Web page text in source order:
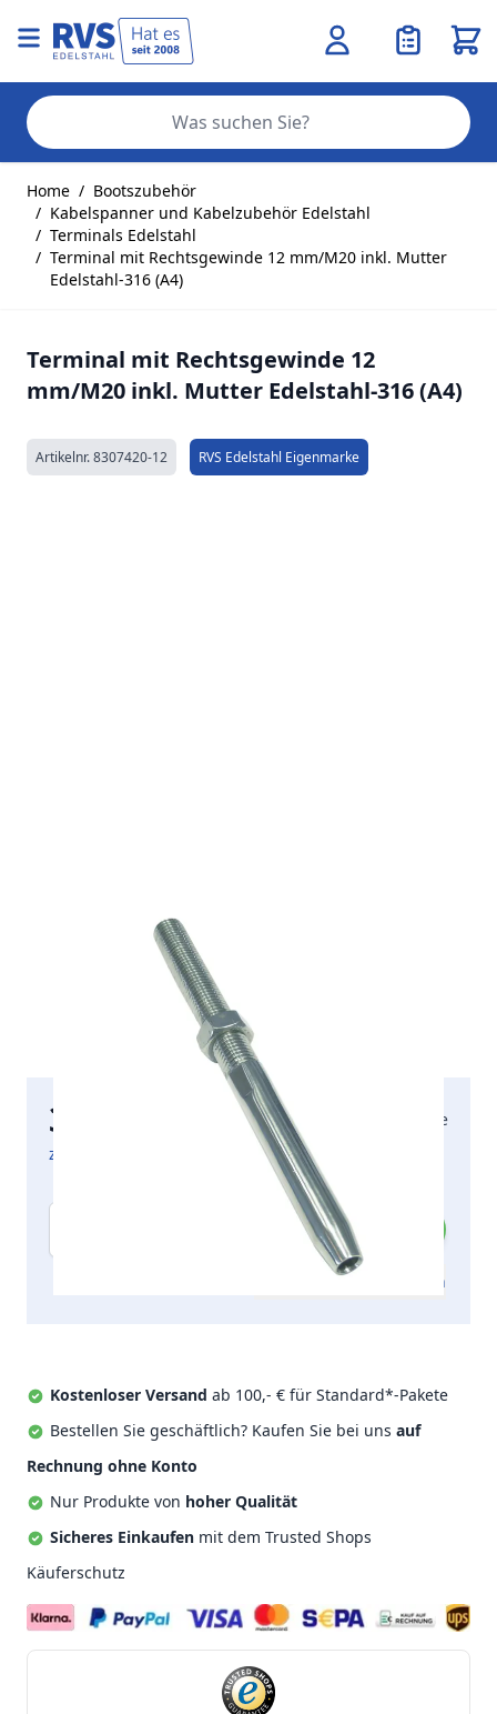
Home / Bootszubehör
/ Kabelspanner und Kabelzubehör Edelstahl
/ Terminals Edelstahl
/ Terminal mit Rechtsgewinde 12 mm/M20 inkl. Mutter
Edelstahl-316 (A4)
Terminal mit Rechtsgewinde 12
mm/M20 inkl. Mutter Edelstahl-316 (A4)
Artikelnr.8307420-12 RVS Edelstahl Eigenmarke
32,21 €
inkl. MwSt.
zzgl. Versandkosten
2-5 Arbeitstage
Menge
Zum Angebot hinzufügen
Kostenloser Versand ab 100,- € für Standard*-Pakete
Bestellen Sie geschäftlich? Kaufen Sie bei uns auf
Rechnung ohne Konto
Nur Produkte von hoher Qualität
Sicheres Einkaufen mit dem Trusted Shops
Käuferschutz